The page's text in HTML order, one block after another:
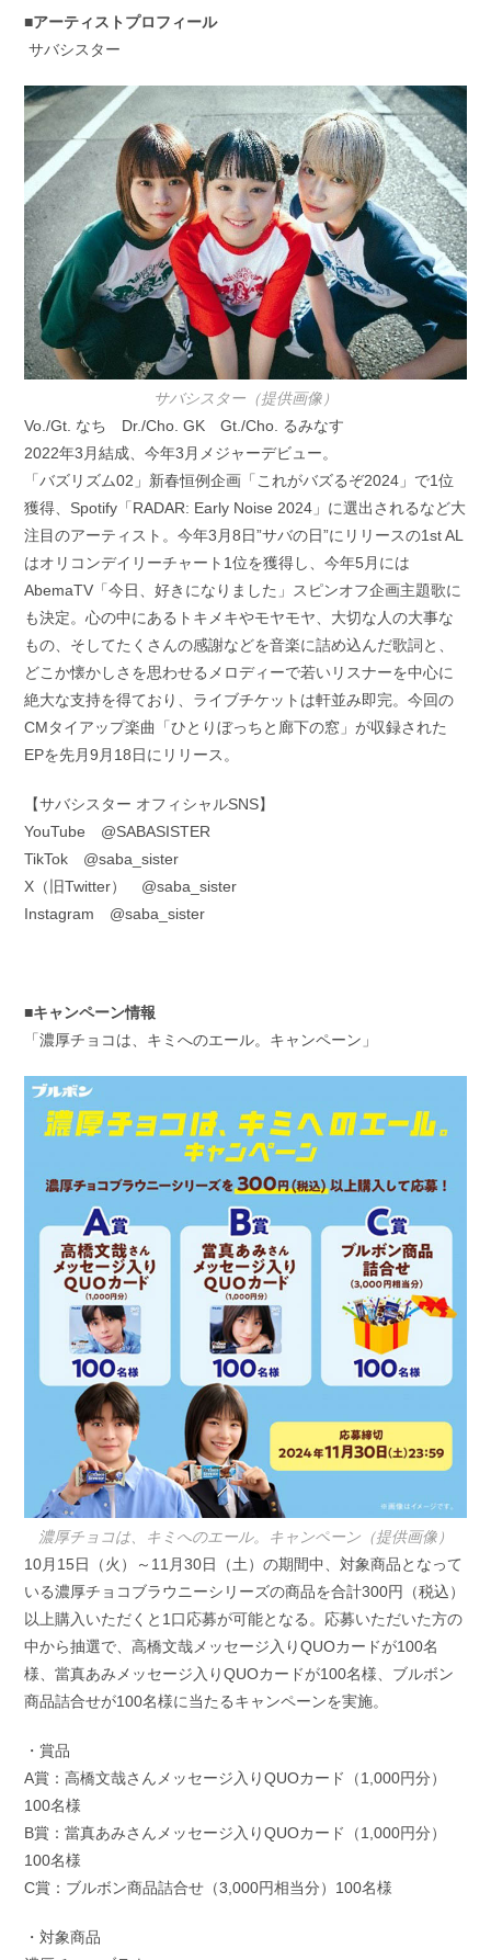
■アーティストプロフィール
サバシスター
サバシスター（提供画像）
Vo./Gt. なち Dr./Cho. GK Gt./Cho. るみなす
2022年3月結成、今年3月メジャーデビュー。
「バズリズム02」新春恒例企画「これがバズるぞ2024」で1位
獲得、Spotify「RADAR: Early Noise 2024」に選出されるなど大
注目のアーティスト。今年3月8日”サバの日”にリリースの1st AL
はオリコンデイリーチャート1位を獲得し、今年5月には
AbemaTV「今日、好きになりました」スピンオフ企画主題歌に
も決定。心の中にあるトキメキやモヤモヤ、大切な人の大事な
もの、そしてたくさんの感謝などを音楽に詰め込んだ歌詞と、
どこか懐かしさを思わせるメロディーで若いリスナーを中心に
絶大な支持を得ており、ライブチケットは軒並み即完。今回の
CMタイアップ楽曲「ひとりぼっちと廊下の窓」が収録された
EPを先月9月18日にリリース。
【サバシスター オフィシャルSNS】
YouTube @SABASISTER
TikTok @saba_sister
X（旧Twitter） @saba_sister
Instagram @saba_sister
■キャンペーン情報
「濃厚チョコは、キミへのエール。キャンペーン」
濃厚チョコは、キミへのエール。キャンペーン（提供画像）
10月15日（火）～11月30日（土）の期間中、対象商品となって
いる濃厚チョコブラウニーシリーズの商品を合計300円（税込）
以上購入いただくと1口応募が可能となる。応募いただいた方の
中から抽選で、高橋文哉メッセージ入りQUOカードが100名
様、當真あみメッセージ入りQUOカードが100名様、ブルボン
商品詰合せが100名様に当たるキャンペーンを実施。
・賞品
A賞：高橋文哉さんメッセージ入りQUOカード（1,000円分）
100名様
B賞：當真あみさんメッセージ入りQUOカード（1,000円分）
100名様
C賞：ブルボン商品詰合せ（3,000円相当分）100名様
・対象商品